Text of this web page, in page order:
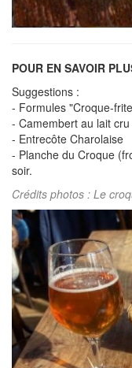
POUR EN SAVOIR
Suggestions :
- Formules "Croque-
- Camembert au lait
- Entrecôte Charolaise
- Planche du Croque
soir.
Crédits photos : Le